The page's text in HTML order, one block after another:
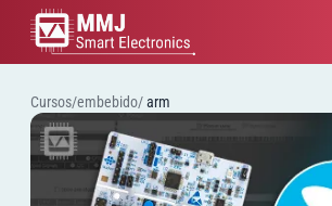
Cursos/embebido/arm